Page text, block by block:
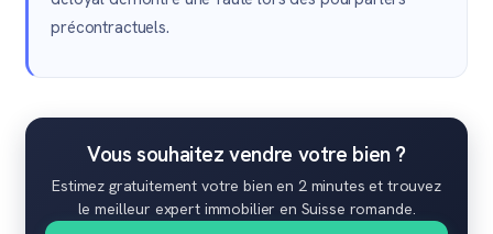
précontractuels.
Vous souhaitez vendre votre bien ?
Estimez gratuitement votre bien en 2 minutes et trouvez
le meilleur expert immobilier en Suisse romande.